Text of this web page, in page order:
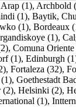
Arap (1), Archbold
(1), Baytik,
(1), Bordeaux
(1),
, Comuna
(1), Edinburgh
, Fortaleza (32),
, Goethestadt
(2), Helsinki (2),
(1),